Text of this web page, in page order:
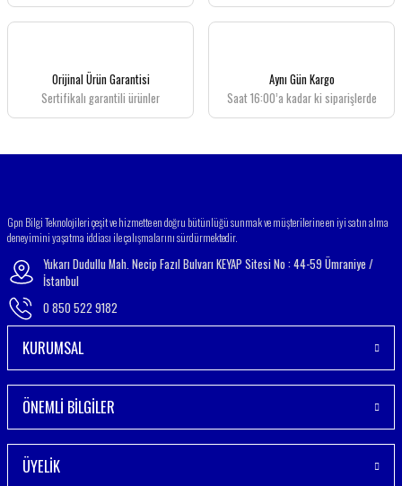
Bu ürüne benzer farklı alternatifler olmalı.
Orijinal Ürün Garantisi
Sertifikalı garantili ürünler
Aynı Gün Kargo
Saat 16:00’a kadar ki siparişlerde
Gpn Bilgi Teknolojileri çeşit ve hizmette en doğru bütünlüğü sunmak ve müşterilerine en iyi satın alma
deneyimini yaşatma iddiası ile çalışmalarını sürdürmektedir.
Yukarı Dudullu Mah. Necip Fazıl Bulvarı KEYAP Sitesi No : 44-59 Ümraniye /
İstanbul
0 850 522 9182
KURUMSAL
ÖNEMLİ BİLGİLER
ÜYELİK